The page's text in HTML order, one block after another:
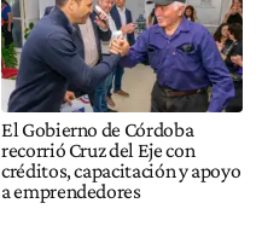
El Gobierno de Córdoba
recorrió Cruz del Eje con
créditos, capacitación y apoyo
a emprendedores